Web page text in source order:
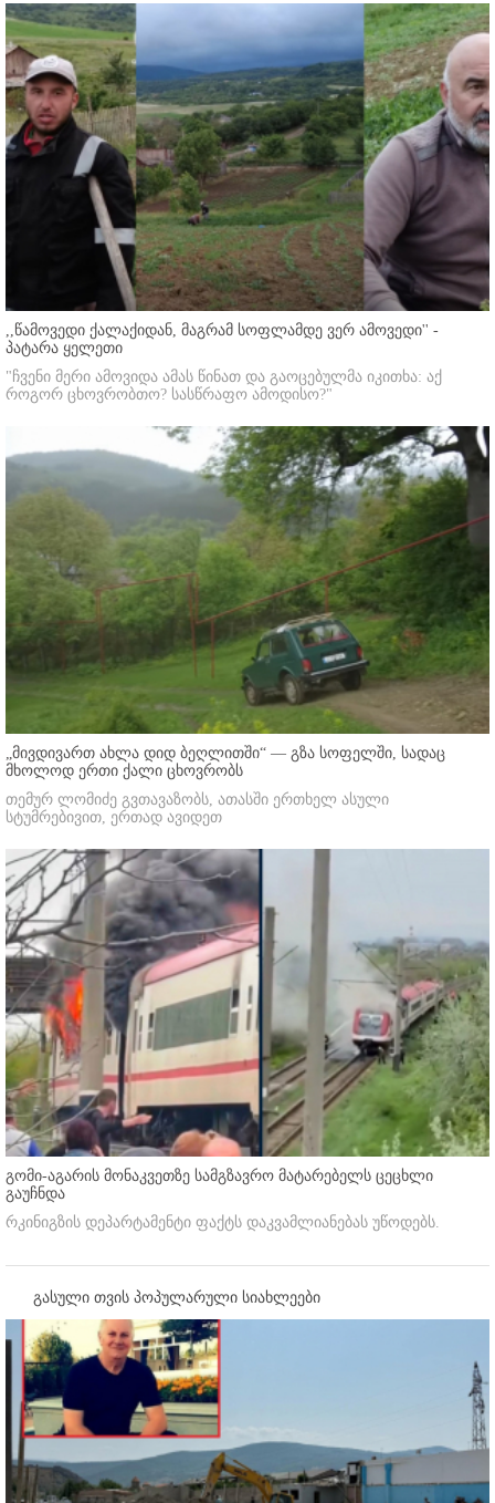
,,წამოვედი ქალაქიდან, მაგრამ სოფლამდე ვერ ამოვედი'' -
პატარა ყელეთი
"ჩვენი მერი ამოვიდა ამას წინათ და გაოცებულმა იკითხა: აქ
როგორ ცხოვრობთო? სასწრაფო ამოდისო?"
„მივდივართ ახლა დიდ ბეღლითში“ — გზა სოფელში, სადაც
მხოლოდ ერთი ქალი ცხოვრობს
თემურ ლომიძე გვთავაზობს, ათასში ერთხელ ასული
სტუმრებივით, ერთად ავიდეთ
გომი-აგარის მონაკვეთზე სამგზავრო მატარებელს ცეცხლი
გაუჩნდა
რკინიგზის დეპარტამენტი ფაქტს დაკვამლიანებას უწოდებს.
გასული თვის პოპულარული სიახლეები